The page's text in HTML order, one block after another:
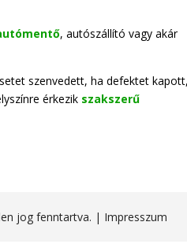
, autószállító vagy akár
szenvedett, ha defektet
érkezik szakszerű
jog fenntartva. | Impresszum